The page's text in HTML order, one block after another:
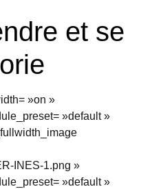
et se
»on »
»default »
INES-1.png »
»default »